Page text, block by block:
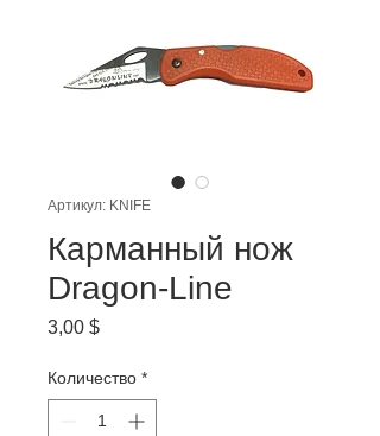
Артикул: KNIFE
Карманный нож
Dragon-Line
3,00 $Цена
Количество *